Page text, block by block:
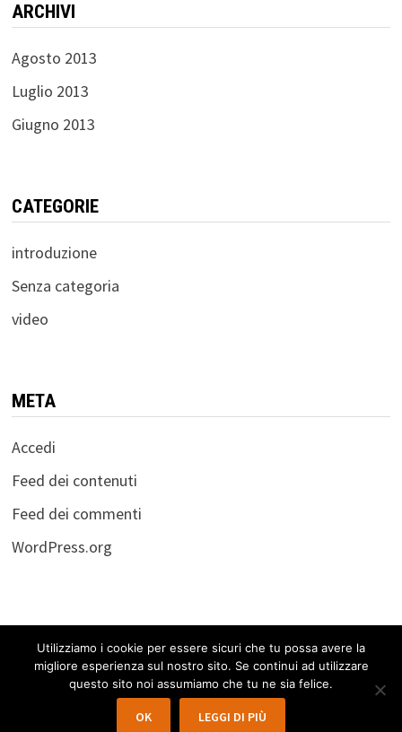
ARCHIVI
Agosto 2013
Luglio 2013
Giugno 2013
CATEGORIE
introduzione
Senza categoria
video
META
Accedi
Feed dei contenuti
Feed dei commenti
WordPress.org
Copyright © 2026Workshop "La guerra dell'euro:
Comprenderla per difenderci" 22.06.2013. Powered by
.
Utilizziamo i cookie per essere sicuri che tu possa avere la
migliore esperienza sul nostro sito. Se continui ad utilizzare
questo sito noi assumiamo che tu ne sia felice.
OK LEGGI DI PIÙ